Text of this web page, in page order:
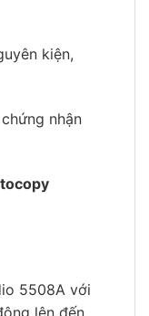
kiện,
nhận
5508A với